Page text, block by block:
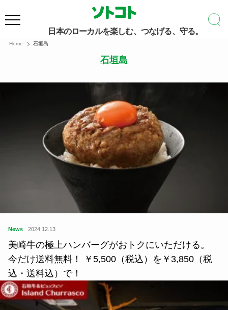
日本のローカルを楽しむ、つなげる、守る。
Home 石垣島
石垣島
News 2024.12.13
美崎牛の極上ハンバーグがおトクにいただける。
今だけ送料無料！ ￥5,500（税込）を￥3,850（税
込・送料込）で！